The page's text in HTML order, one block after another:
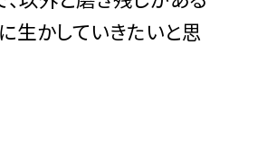
生かしていきたいと思